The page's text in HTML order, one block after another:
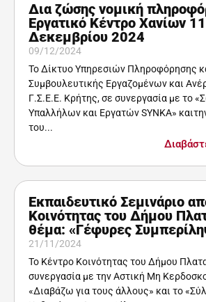
Δια ζώσης νομική
Εργατικό Κέντρο Χανίων 11
Δεκεμβρίου 2024
09/12/2024
Το Δίκτυο Υπηρεσιών Πληροφόρησης
Συμβουλευτικής Εργαζομένων και
Γ.Σ.Ε.Ε. Κρήτης, σε συνεργασία με το
Υπαλλήλων και Εργατών SYNKA»
του...
Εκπαιδευτικό Σεμινάριο
Κοινότητας του Δήμου
θέμα: «Γέφυρες
21/11/2024
Το Κέντρο Κοινότητας του Δήμου
συνεργασία με την Αστική Μη
«Διαβάζω για τους άλλους» και το